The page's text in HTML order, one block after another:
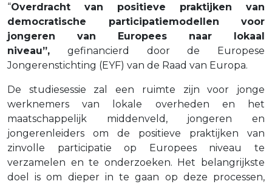
“Overdracht van positieve praktijken van
democratische participatiemodellen voor
jongeren van Europees naar lokaal
niveau”, gefinancierd door de Europese
Jongerenstichting (EYF) van de Raad van Europa.
De studiesessie zal een ruimte zijn voor jonge
werknemers van lokale overheden en het
maatschappelijk middenveld, jongeren en
jongerenleiders om de positieve praktijken van
zinvolle participatie op Europees niveau te
verzamelen en te onderzoeken. Het belangrijkste
doel is om dieper in te gaan op deze processen,